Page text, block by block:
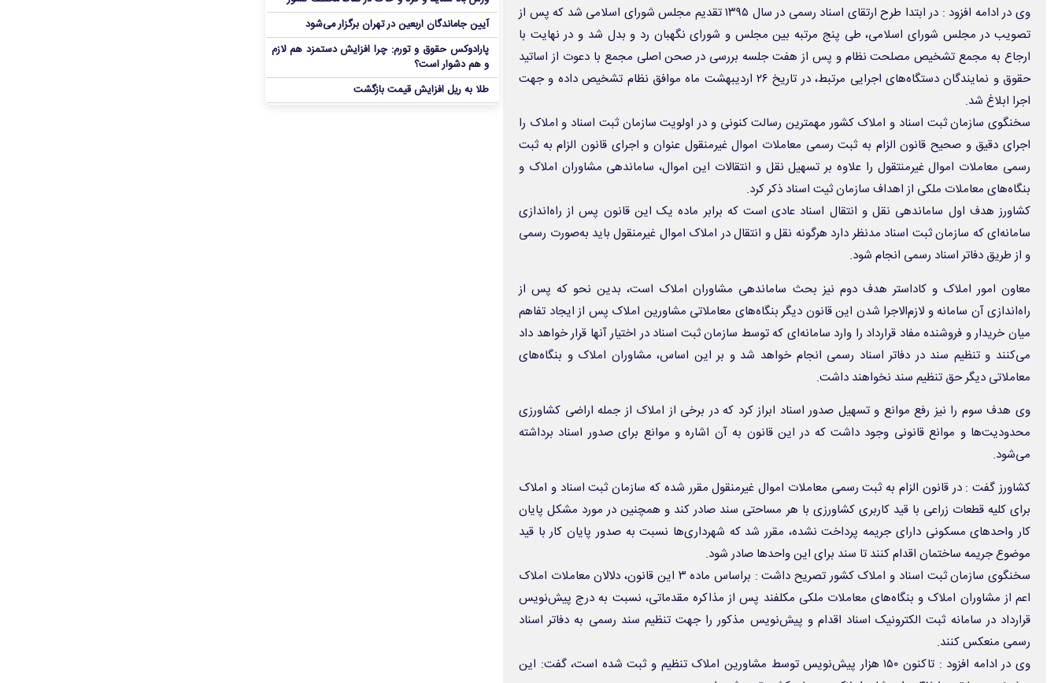
وی در ادامه افزود : در ابتدا طرح ارتقای اسناد رسمی در سال ۱۳۹۵ تقدیم مجلس شورای اسلامی شد که پس از
تصویب در مجلس شورای اسلامی، طی پنج مرتبه بین مجلس و شورای نگهبان رد و بدل شد و در نهایت با
ارجاع به مجمع تشخیص مصلحت نظام و پس از هفت جلسه بررسی در صحن اصلی مجمع با دعوت از اساتید
حقوق و نمایندگان دستگاه‌های اجرایی مرتبط، در تاریخ ۲۶ اردیبهشت‌ ماه موافق نظام تشخیص داده و جهت
اجرا ابلاغ شد.
سخنگوی سازمان ثبت اسناد و املاک کشور مهمترین رسالت کنونی و در اولویت سازمان ثبت اسناد و املاک را
اجرای دقیق و صحیح قانون الزام به ثبت رسمی معاملات اموال غیرمنقول عنوان و اجرای قانون الزام به ثبت
رسمی معاملات اموال غیرمنتقول را علاوه بر تسهیل نقل و انتقالات این اموال، ساماندهی مشاوران املاک و
بنگاه‌های معاملات ملکی از اهداف سازمان ثیت اسناد ذکر کرد.
کشاورز هدف اول ساماندهی نقل و انتقال اسناد عادی است که برابر ماده یک این قانون پس از راه‌اندازی
سامانه‌ای که سازمان ثبت اسناد مدنظر دارد هرگونه نقل و انتقال در املاک اموال غیرمنقول باید به‌صورت رسمی
و از طریق دفاتر اسناد رسمی انجام شود.
معاون امور املاک و کاداستر هدف دوم نیز بحث ساماندهی مشاوران املاک است، بدین نحو که پس از
راه‌اندازی آن سامانه و لازم‌الاجرا شدن این قانون دیگر بنگاه‌های معاملاتی مشاورین املاک پس از ایجاد تفاهم
میان خریدار و فروشنده مفاد قرارداد را وارد سامانه‌ای که توسط سازمان ثبت اسناد در اختیار آنها قرار خواهد داد
می‌کنند و تنظیم سند در دفاتر اسناد رسمی انجام خواهد شد و بر این اساس، مشاوران املاک و بنگاه‌های
معاملاتی دیگر حق تنظیم سند نخواهند داشت.
وی هدف سوم را نیز رفع موانع و تسهیل صدور اسناد ابراز کرد که در برخی از املاک از جمله اراضی کشاورزی
محدودیت‌ها و موانع قانونی وجود داشت که در این قانون به آن اشاره و موانع برای صدور اسناد برداشته
می‌شود.
کشاورز گفت : در قانون الزام به ثبت رسمی معاملات اموال غیرمنقول مقرر شده که سازمان ثبت اسناد و املاک
برای کلیه قطعات زراعی با قید کاربری کشاورزی با هر مساحتی سند صادر کند و همچنین در مورد مشکل پایان
کار واحدهای مسکونی دارای جریمه پرداخت نشده، مقرر شد که شهرداری‌ها نسبت به صدور پایان کار با قید
موضوع جریمه ساختمان اقدام کنند تا سند برای این واحدها صادر شود.
سخنگوی سازمان ثبت اسناد و املاک کشور تصریح داشت : براساس ماده ۳ این قانون، دلالان معاملات املاک
اعم از مشاوران املاک و بنگاه‌های معاملات ملکی مکلفند پس از مذاکره مقدماتی، نسبت به درج پیش‌نویس
قرارداد در سامانه ثبت الکترونیک اسناد اقدام و پیش‌نویس مذکور را جهت تنظیم سند رسمی به دفاتر اسناد
رسمی منعکس کنند.
وی در ادامه افزود : تاکنون ۱۵۰ هزار پیش‌نویس توسط مشاورین املاک تنظیم و ثبت شده است، گفت: این
آیین جاماندگان اربعین در تهران برگزار می‌شود
پارادوکس حقوق و تورم: چرا افزایش دستمزد هم لازم
و هم دشوار است؟
طلا به ریل افزایش قیمت بازگشت